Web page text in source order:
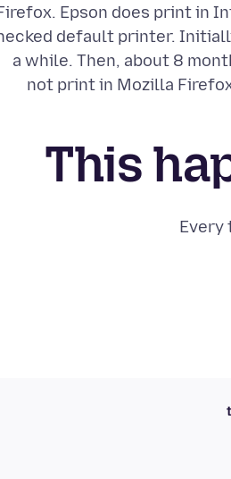
Epson does print in
default printer.
a while. Then, about 8
not print in Mozilla
This
Every